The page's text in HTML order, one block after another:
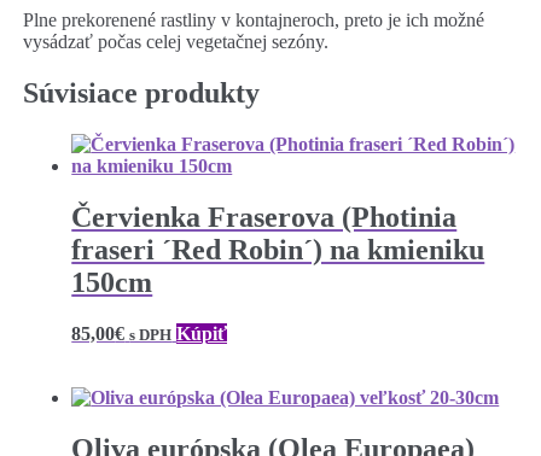
Plne prekorenené rastliny v kontajneroch, preto je ich možné
vysádzať počas celej vegetačnej sezóny.
Súvisiace produkty
Červienka Fraserova (Photinia
fraseri ´Red Robin´) na kmieniku
150cm
85,00€ s DPH Kúpiť
Oliva európska (Olea Europaea)